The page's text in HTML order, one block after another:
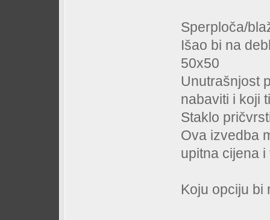
Sperploča/
Išao bi na
50x50
Unutrašnjost
nabaviti i koji
Staklo
Ova izvedba
upitna cijena i
Koju opciju bi